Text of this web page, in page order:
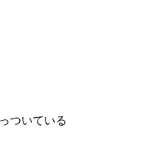
ついている